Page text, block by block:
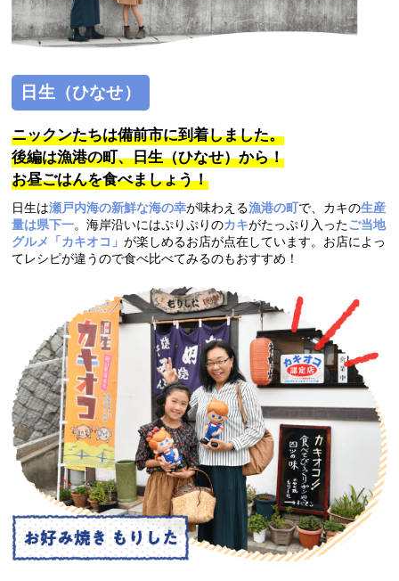
日生（ひなせ）
ニックンたちは備前市に到着しました。
後編は漁港の町、日生（ひなせ）から！
お昼ごはんを食べましょう！
日生は瀬戸内海の新鮮な海の幸が味わえる漁港の町で、カキの生産
量は県下一。海岸沿いにはぷりぷりのカキがたっぷり入ったご当地
グルメ「カキオコ」が楽しめるお店が点在しています。お店によっ
てレシピが違うので食べ比べてみるのもおすすめ！